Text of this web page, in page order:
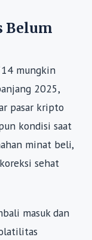
Belum
mungkin
2025,
pasar kripto
kondisi saat
minat beli,
sehat
masuk dan